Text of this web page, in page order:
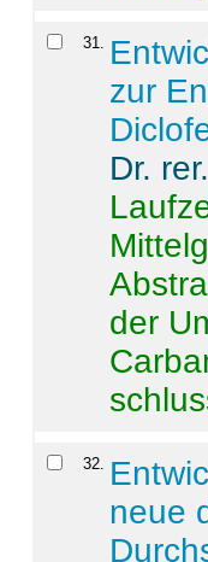
31.
zur
Dr.
der
32.
neue